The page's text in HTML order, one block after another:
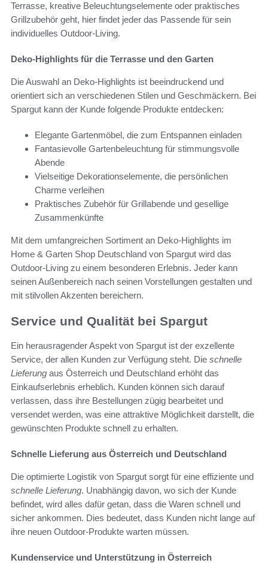
Terrasse, kreative Beleuchtungselemente oder praktisches
Grillzubehör geht, hier findet jeder das Passende für sein
individuelles Outdoor-Living.
Deko-Highlights für die Terrasse und den Garten
Die Auswahl an Deko-Highlights ist beeindruckend und
orientiert sich an verschiedenen Stilen und Geschmäckern. Bei
Spargut kann der Kunde folgende Produkte entdecken:
Elegante Gartenmöbel, die zum Entspannen einladen
Fantasievolle Gartenbeleuchtung für stimmungsvolle
Abende
Vielseitige Dekorationselemente, die persönlichen
Charme verleihen
Praktisches Zubehör für Grillabende und gesellige
Zusammenkünfte
Mit dem umfangreichen Sortiment an Deko-Highlights im
Home & Garten Shop Deutschland von Spargut wird das
Outdoor-Living zu einem besonderen Erlebnis. Jeder kann
seinen Außenbereich nach seinen Vorstellungen gestalten und
mit stilvollen Akzenten bereichern.
Service und Qualität bei Spargut
Ein herausragender Aspekt von Spargut ist der exzellente
Service, der allen Kunden zur Verfügung steht. Die schnelle
Lieferung aus Österreich und Deutschland erhöht das
Einkaufserlebnis erheblich. Kunden können sich darauf
verlassen, dass ihre Bestellungen zügig bearbeitet und
versendet werden, was eine attraktive Möglichkeit darstellt, die
gewünschten Produkte schnell zu erhalten.
Schnelle Lieferung aus Österreich und Deutschland
Die optimierte Logistik von Spargut sorgt für eine effiziente und
schnelle Lieferung. Unabhängig davon, wo sich der Kunde
befindet, wird alles dafür getan, dass die Waren schnell und
sicher ankommen. Dies bedeutet, dass Kunden nicht lange auf
ihre neuen Outdoor-Produkte warten müssen.
Kundenservice und Unterstützung in Österreich